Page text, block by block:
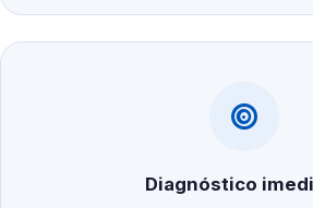
Diagnóstico